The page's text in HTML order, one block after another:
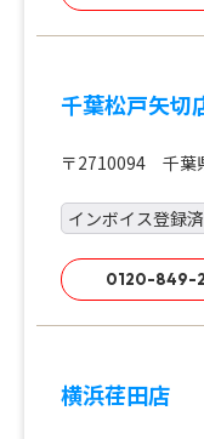
千葉松戸矢切
〒2710094 千葉
インボイス登録
0120-849-
横浜荏田店